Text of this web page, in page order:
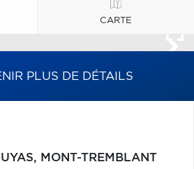
CARTE
PLUS DE DÉTAILS
MONT-TREMBLANT